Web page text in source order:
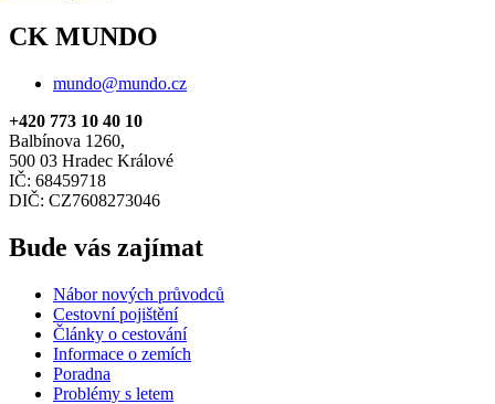
CK MUNDO
mundo@mundo.cz
+420 773 10 40 10
Balbínova 1260,
500 03 Hradec Králové
IČ: 68459718
DIČ: CZ7608273046
Bude vás zajímat
Nábor nových průvodců
Cestovní pojištění
Články o cestování
Informace o zemích
Poradna
Problémy s letem